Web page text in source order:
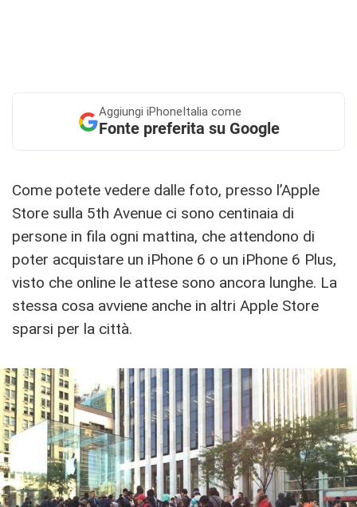
Aggiungi iPhoneItalia come
Fonte preferita su Google
Come potete vedere dalle foto, presso l’Apple
Store sulla 5th Avenue ci sono centinaia di
persone in fila ogni mattina, che attendono di
poter acquistare un iPhone 6 o un iPhone 6 Plus,
visto che online le attese sono ancora lunghe. La
stessa cosa avviene anche in altri Apple Store
sparsi per la città.